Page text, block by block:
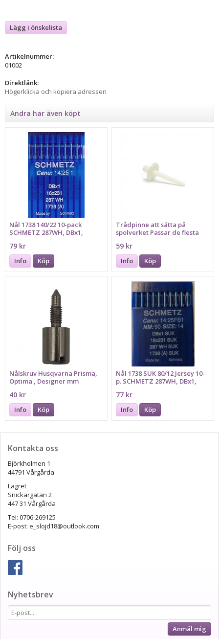
Lägg i önskelista
Artikelnummer:
01002
Direktlänk:
Högerklicka och kopiera adressen
Andra har även köpt
Nål 1738 140/22 10-pack
SCHMETZ 287WH, DBx1,
79 kr
Info Köp
Trådpinne att sätta på
spolverket Passar de flesta
59 kr
Info Köp
Nålskruv Husqvarna Prisma,
Optima , Designer mm
40 kr
Info Köp
Nål 1738 SUK 80/12 Jersey 10-
p. SCHMETZ 287WH, DBx1,
grovlek 90
77 kr
Info Köp
Kontakta oss
Björkholmen 1
44791 Vårgårda
Lagret
Snickargatan 2
447 31 Vårgårda
Tel: 0706-269125
E-post: e_slojd18@outlook.com
Följ oss
Nyhetsbrev
Anmäl mig